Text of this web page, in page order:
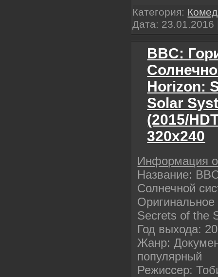
Категория:
Дата: 23.01.2016
BBC:
Horizon:
Solar
(2015/
320х240
Информация
Название:
Солнечной
Secrets of the
Год выхода:
Жанр:
популярный
Режиссер: